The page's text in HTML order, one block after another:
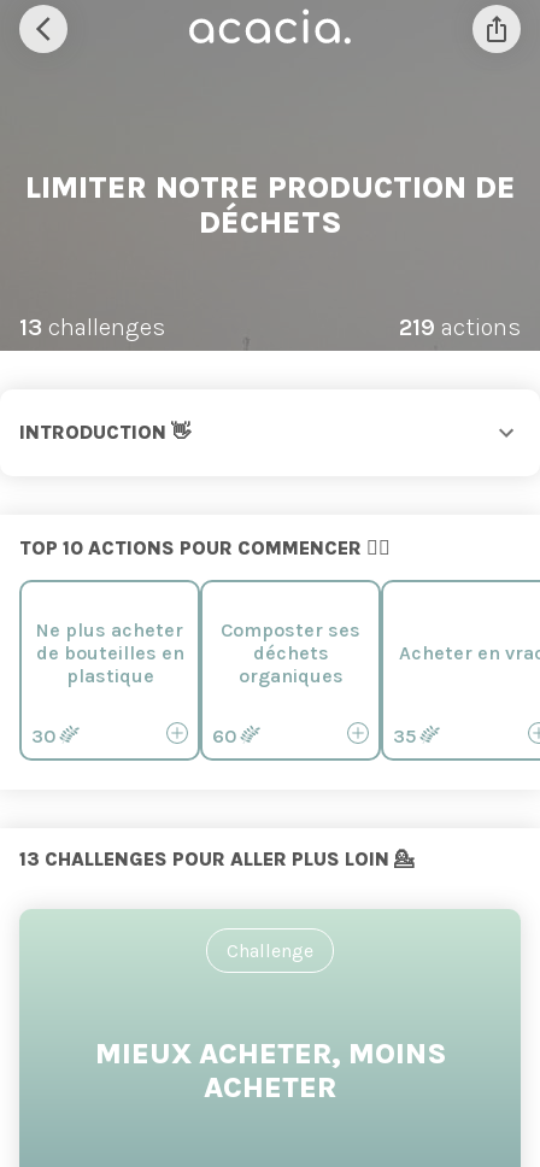
LIMITER NOTRE PRODUCTION DE
DÉCHETS
13 challenges 219 actions
INTRODUCTION 👋
TOP 10 ACTIONS POUR COMMENCER 🙋‍♀️
Ne plus acheter
de bouteilles en
plastique
30
Composter ses
déchets
organiques
60
Acheter en
35
13 CHALLENGES POUR ALLER PLUS LOIN 💁
Challenge
MIEUX ACHETER, MOINS
ACHETER